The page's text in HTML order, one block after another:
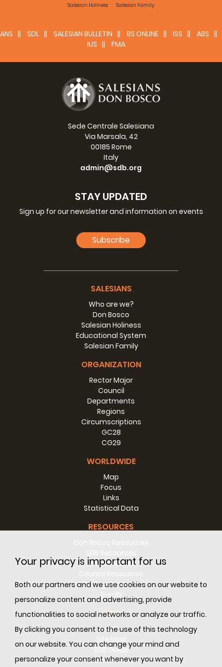
Your privacy is important for us
Both our partners and we use cookies on our website to
personalize content and advertising, provide
functionalities to social networks or analyze our traffic.
By clicking you consent to the use of this technology
on our website. You can change your mind and
personalize your consent whenever you want by
Salesian Holiness Salesian Family
ANS SDL SALESIAN BULLETIN BS ONLINE ISS
ABS
IUS
FMA
Sede Centrale Salesiana
Via Marsala, 42
00185 Rome
Italy
admin@sdb.org
STAY UPDATED
Sign up for our newsletter and information on events
Subscribe
SALESIANS
Who are we?
Don Bosco
Salesian Holiness
Educational System
Salesian Family
ORGANIZATION
Rector Major
Council
Departments
Regions
Circumscriptions
GC28
CG29
WORLDWIDE
Map
Focus
Links
Statistical Data
RESOURCES
RM Resources
SDL (Digital Library)
E-sdb
INFO
ANS
Site Map
SDB Guide
Cookie Policy